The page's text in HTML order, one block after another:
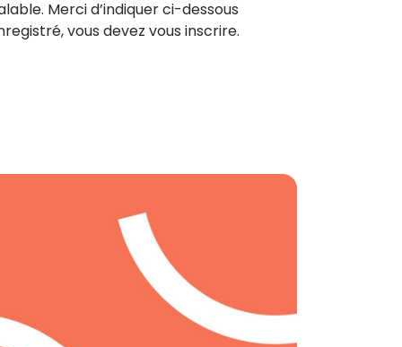
Merci d’indiquer ci-dessous
vous devez vous inscrire.